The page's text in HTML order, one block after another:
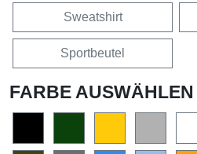
Sweatshirt
Sportbeutel
FARBE AUSWÄHLEN